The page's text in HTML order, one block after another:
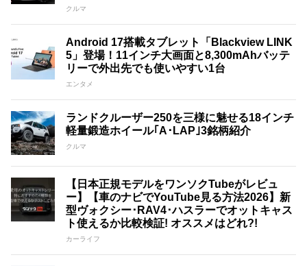
クルマ
Android 17搭載タブレット「Blackview LINK
5」登場！11インチ大画面と8,300mAhバッテ
リーで外出先でも使いやすい1台
エンタメ
ランドクルーザー250を三様に魅せる18インチ
軽量鍛造ホイール｢A･LAP｣3銘柄紹介
クルマ
【日本正規モデルをワンソクTubeがレビュ
ー】【車のナビでYouTube見る方法2026】新
型ヴォクシー･RAV4･ハスラーでオットキャス
ト使えるか比較検証! オススメはどれ?!
カーライフ